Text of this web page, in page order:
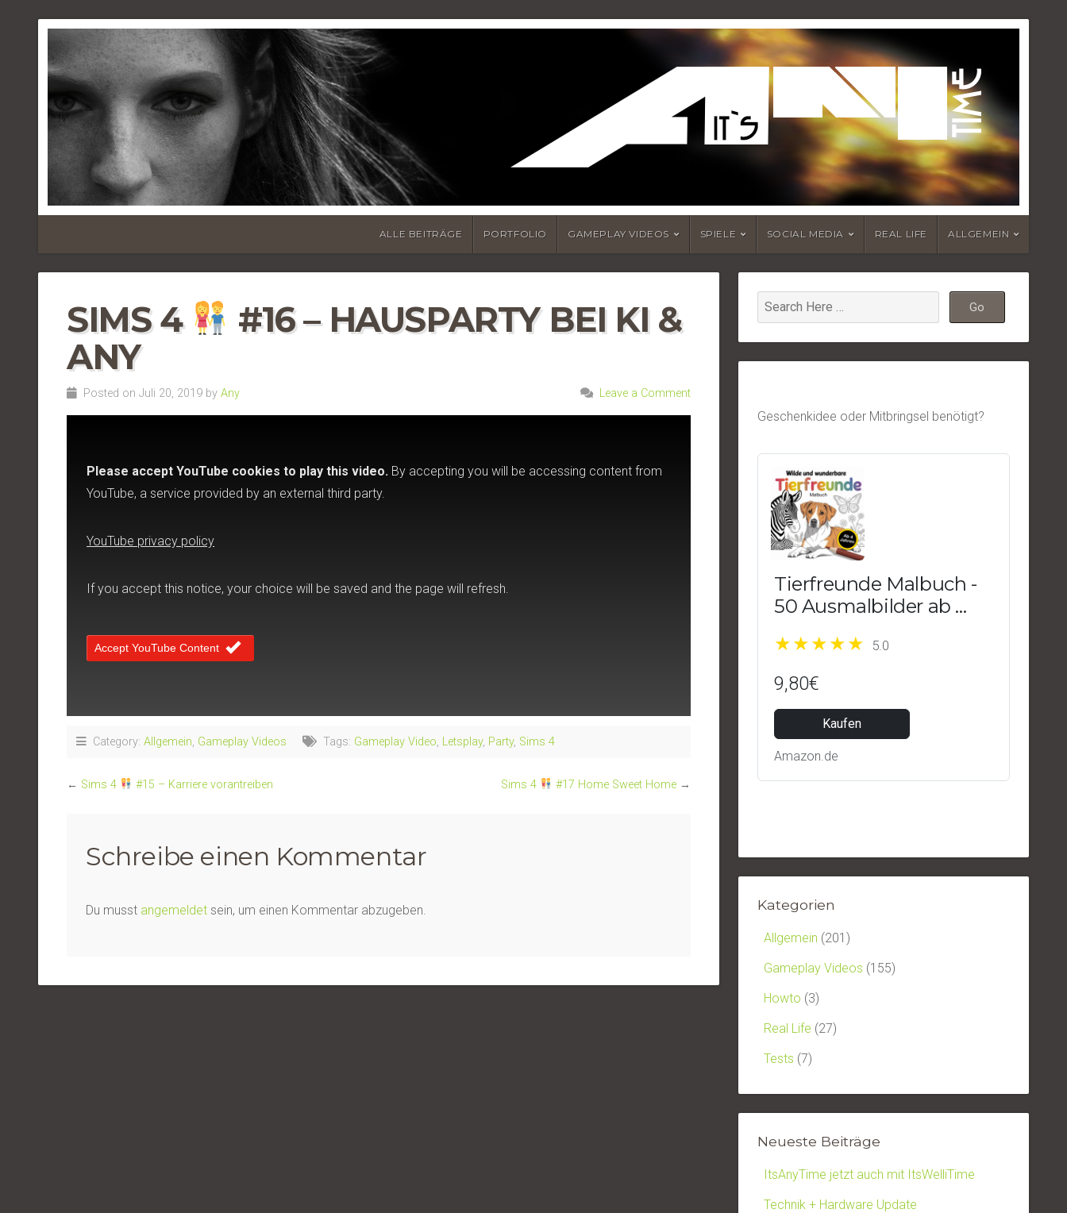
ALLE BEITRÄGE PORTFOLIO GAMEPLAY VIDEOS SPIELE SOCIAL MEDIA REAL LIFE ALLGEMEIN
SIMS 4
#16 – HAUSPARTY BEI KI &
ANY
Posted on Juli 20, 2019 by Any Leave a Comment
Please accept YouTube cookies to play this video. By accepting you will be accessing content from
YouTube, a service provided by an external third party.
YouTube privacy policy
If you accept this notice, your choice will be saved and the page will refresh.
Accept YouTube Content
Category: Allgemein, Gameplay Videos Tags: Gameplay Video, Letsplay, Party, Sims 4
← Sims 4 #15 – Karriere vorantreiben Sims 4 #17 Home Sweet Home →
Schreibe einen Kommentar
Du musst angemeldet sein, um einen Kommentar abzugeben.
Geschenkidee oder Mitbringsel benötigt?
Tierfreunde Malbuch -
50 Ausmalbilder ab 4
5.0
9,80€
Kaufen
Amazon.de
Kategorien
Allgemein (201)
Gameplay Videos (155)
Howto (3)
Real Life (27)
Tests (7)
Neueste Beiträge
ItsAnyTime jetzt auch mit ItsWelliTime
Technik + Hardware Update